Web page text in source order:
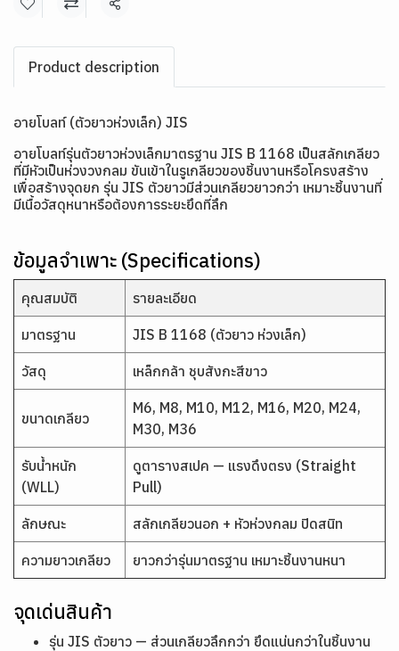
แชร์
Product description
อายโบลท์ (ตัวยาวห่วงเล็ก) JIS
อายโบลท์รุ่นตัวยาวห่วงเล็กมาตรฐาน JIS B 1168 เป็นสลักเกลียว
ที่มีหัวเป็นห่วงวงกลม ขันเข้าในรูเกลียวของชิ้นงานหรือโครงสร้าง
เพื่อสร้างจุดยก รุ่น JIS ตัวยาวมีส่วนเกลียวยาวกว่า เหมาะชิ้นงานที่
มีเนื้อวัสดุหนาหรือต้องการระยะยึดที่ลึก
ข้อมูลจำเพาะ (Specifications)
คุณสมบัติ รายละเอียด
มาตรฐาน JIS B 1168 (ตัวยาว ห่วงเล็ก)
วัสดุ เหล็กกล้า ชุบสังกะสีขาว
ขนาดเกลียว
M6, M8, M10, M12, M16, M20, M24,
M30, M36
รับน้ำหนัก
(WLL)
ดูตารางสเปค — แรงดึงตรง (Straight
Pull)
ลักษณะ สลักเกลียวนอก + หัวห่วงกลม ปิดสนิท
ความยาวเกลียว ยาวกว่ารุ่นมาตรฐาน เหมาะชิ้นงานหนา
จุดเด่นสินค้า
รุ่น JIS ตัวยาว — ส่วนเกลียวลึกกว่า ยึดแน่นกว่าในชิ้นงาน